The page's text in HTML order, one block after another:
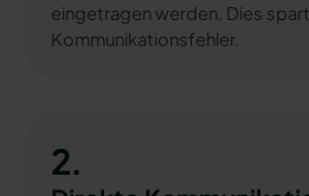
eingetragen werden. Dies
Kommunikationsfehler.
2.